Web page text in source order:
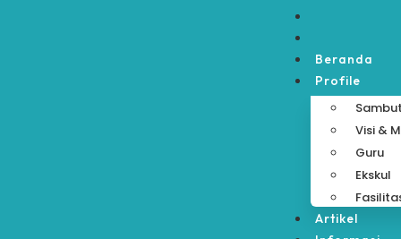
Beranda
Profile
Visi &
Guru
Ekskul
Artikel